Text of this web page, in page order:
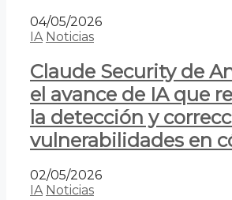
04/05/2026
IA Noticias
Claude Security de
el avance de IA que
la detección y
vulnerabilidades en
02/05/2026
IA Noticias